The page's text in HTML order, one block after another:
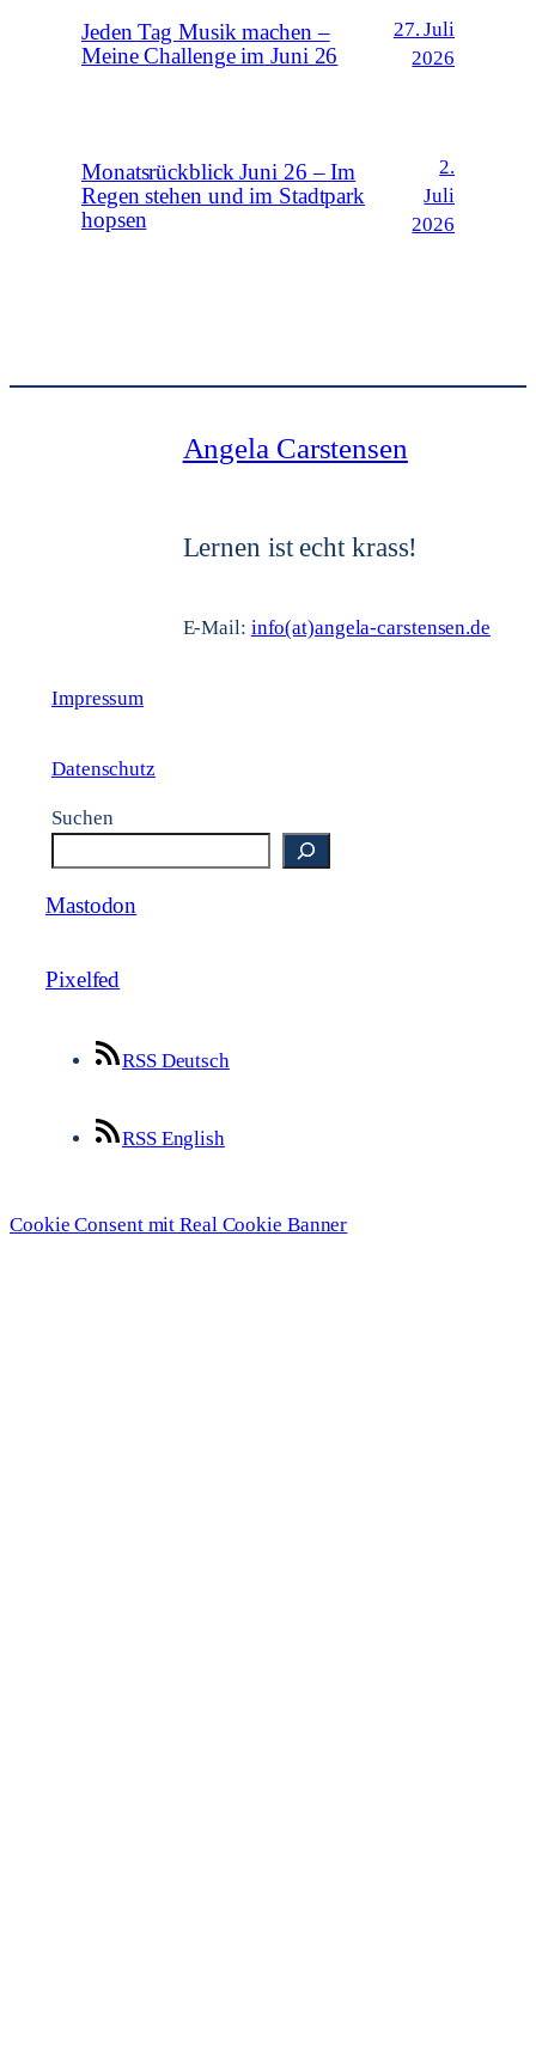
Jeden Tag Musik machen –
Meine Challenge im Juni 26
27. Juli
2026
Monatsrückblick Juni 26 – Im
Regen stehen und im Stadtpark
hopsen
2.
Juli
2026
Angela Carstensen
Lernen ist echt krass!
E-Mail: info(at)angela-carstensen.de
Impressum
Datenschutz
Suchen
Mastodon
Pixelfed
RSS Deutsch
RSS English
Cookie Consent mit Real Cookie Banner